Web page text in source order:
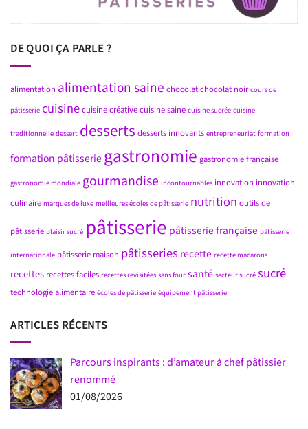
DE QUOI ÇA PARLE ?
alimentation alimentation saine chocolatchocolat noir cours de
pâtisserie cuisinecuisine créativecuisine saine cuisine sucrée cuisine
traditionnelle dessert desserts desserts innovants entrepreneuriat formation
formation pâtisserie gastronomie gastronomie française
gastronomie mondiale gourmandise incontournables innovation innovation
culinaire marques de luxe meilleures écoles de pâtisserie nutrition outils de
pâtisserie plaisir sucré pâtisserie pâtisserie française pâtisserie
internationale pâtisserie maison pâtisseries recette recette macarons
recettes recettes faciles recettes revisitées sans four santé secteur sucré sucré
technologie alimentaire écoles de pâtisserie équipement pâtisserie
ARTICLES RÉCENTS
Parcours inspirants : d’amateur à chef pâtissier
renommé
01/08/2026